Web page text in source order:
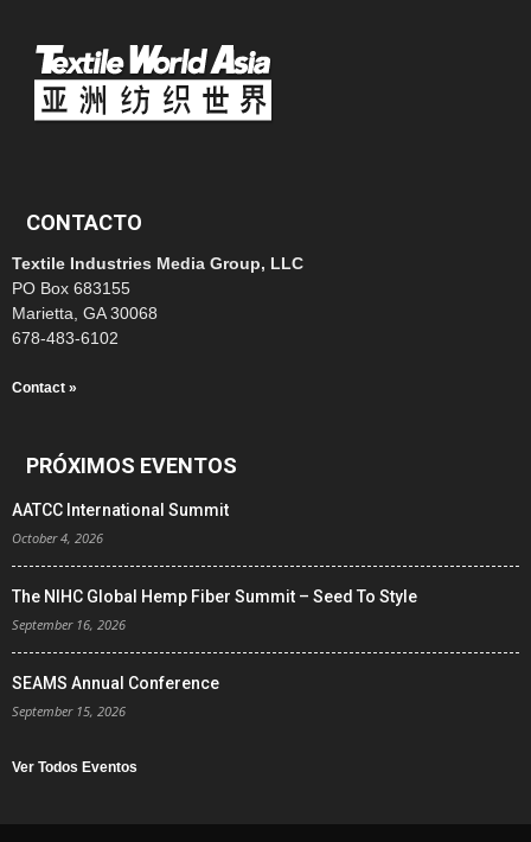
CONTACTO
Textile Industries Media Group, LLC
PO Box 683155
Marietta, GA 30068
678-483-6102
Contact »
PRÓXIMOS EVENTOS
AATCC International Summit
October 4, 2026
The NIHC Global Hemp Fiber Summit – Seed To Style
September 16, 2026
SEAMS Annual Conference
September 15, 2026
Ver Todos Eventos